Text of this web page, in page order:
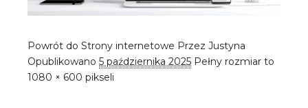
Powrót do Strony internetowe Przez Justyna
Opublikowano 5 października 2025 Pełny rozmiar to
1080 × 600 pikseli